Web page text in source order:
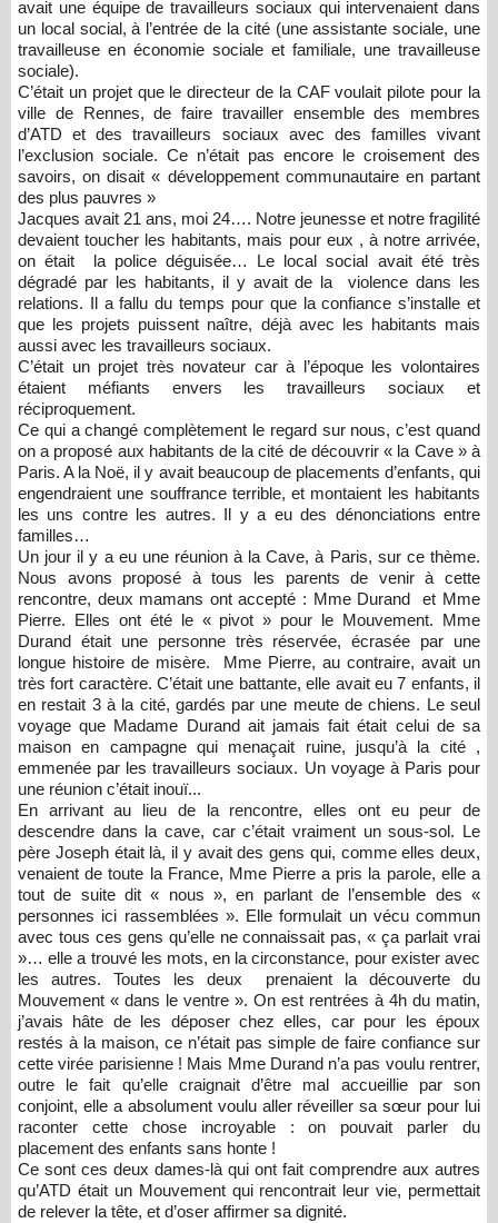
avait une équipe de travailleurs sociaux qui intervenaient dans
un local social, à l’entrée de la cité (une assistante sociale, une
travailleuse en économie sociale et familiale, une travailleuse
sociale).
C’était un projet que le directeur de la CAF voulait pilote pour la
ville de Rennes, de faire travailler ensemble des membres
d’ATD et des travailleurs sociaux avec des familles vivant
l’exclusion sociale. Ce n’était pas encore le croisement des
savoirs, on disait « développement communautaire en partant
des plus pauvres »
Jacques avait 21 ans, moi 24…. Notre jeunesse et notre fragilité
devaient toucher les habitants, mais pour eux , à notre arrivée,
on était la police déguisée… Le local social avait été très
dégradé par les habitants, il y avait de la violence dans les
relations. Il a fallu du temps pour que la confiance s’installe et
que les projets puissent naître, déjà avec les habitants mais
aussi avec les travailleurs sociaux.
C’était un projet très novateur car à l’époque les volontaires
étaient méfiants envers les travailleurs sociaux et
réciproquement.
Ce qui a changé complètement le regard sur nous, c’est quand
on a proposé aux habitants de la cité de découvrir « la Cave » à
Paris. A la Noë, il y avait beaucoup de placements d’enfants, qui
engendraient une souffrance terrible, et montaient les habitants
les uns contre les autres. Il y a eu des dénonciations entre
familles…
Un jour il y a eu une réunion à la Cave, à Paris, sur ce thème.
Nous avons proposé à tous les parents de venir à cette
rencontre, deux mamans ont accepté : Mme Durand et Mme
Pierre. Elles ont été le « pivot » pour le Mouvement. Mme
Durand était une personne très réservée, écrasée par une
longue histoire de misère. Mme Pierre, au contraire, avait un
très fort caractère. C’était une battante, elle avait eu 7 enfants, il
en restait 3 à la cité, gardés par une meute de chiens. Le seul
voyage que Madame Durand ait jamais fait était celui de sa
maison en campagne qui menaçait ruine, jusqu’à la cité ,
emmenée par les travailleurs sociaux. Un voyage à Paris pour
une réunion c’était inouï...
En arrivant au lieu de la rencontre, elles ont eu peur de
descendre dans la cave, car c’était vraiment un sous-sol. Le
père Joseph était là, il y avait des gens qui, comme elles deux,
venaient de toute la France, Mme Pierre a pris la parole, elle a
tout de suite dit « nous », en parlant de l’ensemble des «
personnes ici rassemblées ». Elle formulait un vécu commun
avec tous ces gens qu’elle ne connaissait pas, « ça parlait vrai
»… elle a trouvé les mots, en la circonstance, pour exister avec
les autres. Toutes les deux prenaient la découverte du
Mouvement « dans le ventre ». On est rentrées à 4h du matin,
j’avais hâte de les déposer chez elles, car pour les époux
restés à la maison, ce n’était pas simple de faire confiance sur
cette virée parisienne ! Mais Mme Durand n’a pas voulu rentrer,
outre le fait qu’elle craignait d’être mal accueillie par son
conjoint, elle a absolument voulu aller réveiller sa sœur pour lui
raconter cette chose incroyable : on pouvait parler du
placement des enfants sans honte !
Ce sont ces deux dames-là qui ont fait comprendre aux autres
qu’ATD était un Mouvement qui rencontrait leur vie, permettait
de relever la tête, et d’oser affirmer sa dignité.